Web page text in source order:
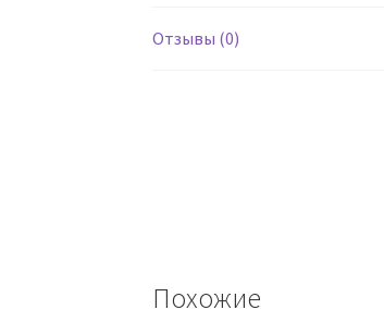
Отзывы (0)
Похожие